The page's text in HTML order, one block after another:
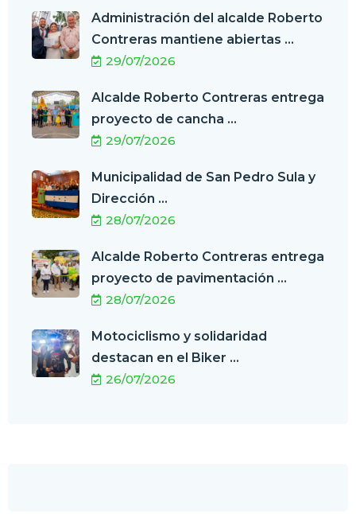
Administración del alcalde Roberto
Contreras mantiene abiertas ...
29/07/2026
Alcalde Roberto Contreras entrega
proyecto de cancha ...
29/07/2026
Municipalidad de San Pedro Sula y
Dirección ...
28/07/2026
Alcalde Roberto Contreras entrega
proyecto de pavimentación ...
28/07/2026
Motociclismo y solidaridad
destacan en el Biker ...
26/07/2026